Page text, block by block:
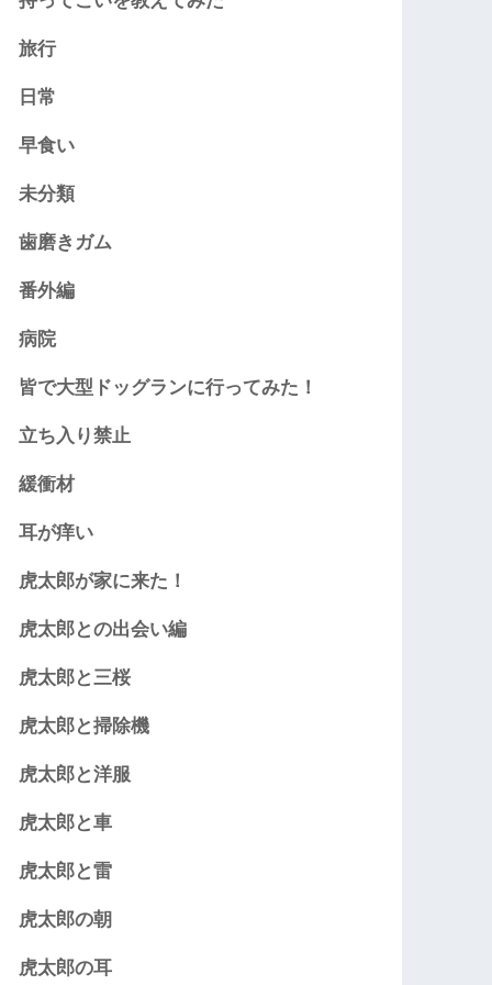
旅行
日常
早食い
未分類
歯磨きガム
番外編
病院
皆で大型ドッグランに行ってみた！
立ち入り禁止
緩衝材
耳が痒い
虎太郎が家に来た！
虎太郎との出会い編
虎太郎と三桜
虎太郎と掃除機
虎太郎と洋服
虎太郎と車
虎太郎と雷
虎太郎の朝
虎太郎の耳